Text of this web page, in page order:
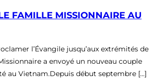
FAMILLE MISSIONNAIRE AU
l’Évangile jusqu’aux extrémités de
a envoyé un nouveau couple
au Vietnam.Depuis début septembre […]